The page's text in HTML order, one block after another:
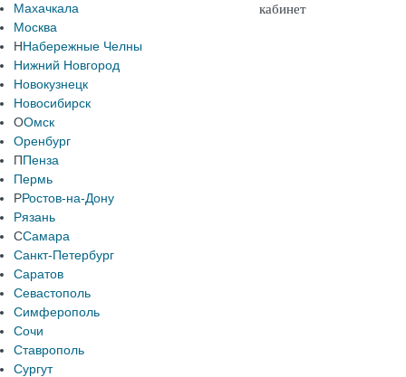
Махачкала
Москва
ННабережные Челны
Нижний Новгород
Новокузнецк
Новосибирск
ООмск
Оренбург
ППенза
Пермь
РРостов-на-Дону
Рязань
ССамара
Санкт-Петербург
Саратов
Севастополь
Симферополь
Сочи
Ставрополь
Сургут
кабинет